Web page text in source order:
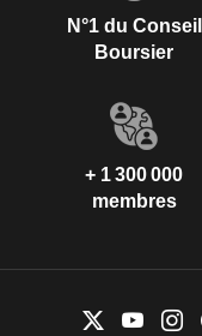
N°1 du Conseil
Boursier
+ 1 300 000
membres